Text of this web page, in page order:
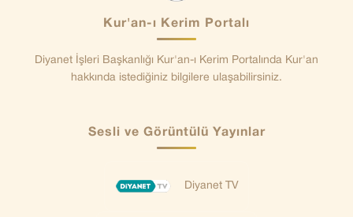
Kur'an-ı Kerim Portalı
Diyanet İşleri Başkanlığı Kur'an-ı Kerim Portalında Kur'an
hakkında istediğiniz bilgilere ulaşabilirsiniz.
Sesli ve Görüntülü Yayınlar
Diyanet TV